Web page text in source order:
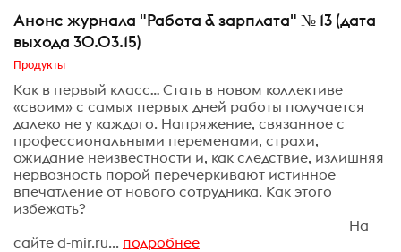
Анонс журнала "Работа & зарплата" № 13 (дата
выхода 30.03.15)
Продукты
Как в первый класс… Стать в новом коллективе
«своим» с самых первых дней работы получается
далеко не у каждого. Напряжение, связанное с
профессиональными переменами, страхи,
ожидание неизвестности и, как следствие, излишняя
нервозность порой перечеркивают истинное
впечатление от нового сотрудника. Как этого
избежать?
_____________________________________________________ На
сайте d-mir.ru... подробнее